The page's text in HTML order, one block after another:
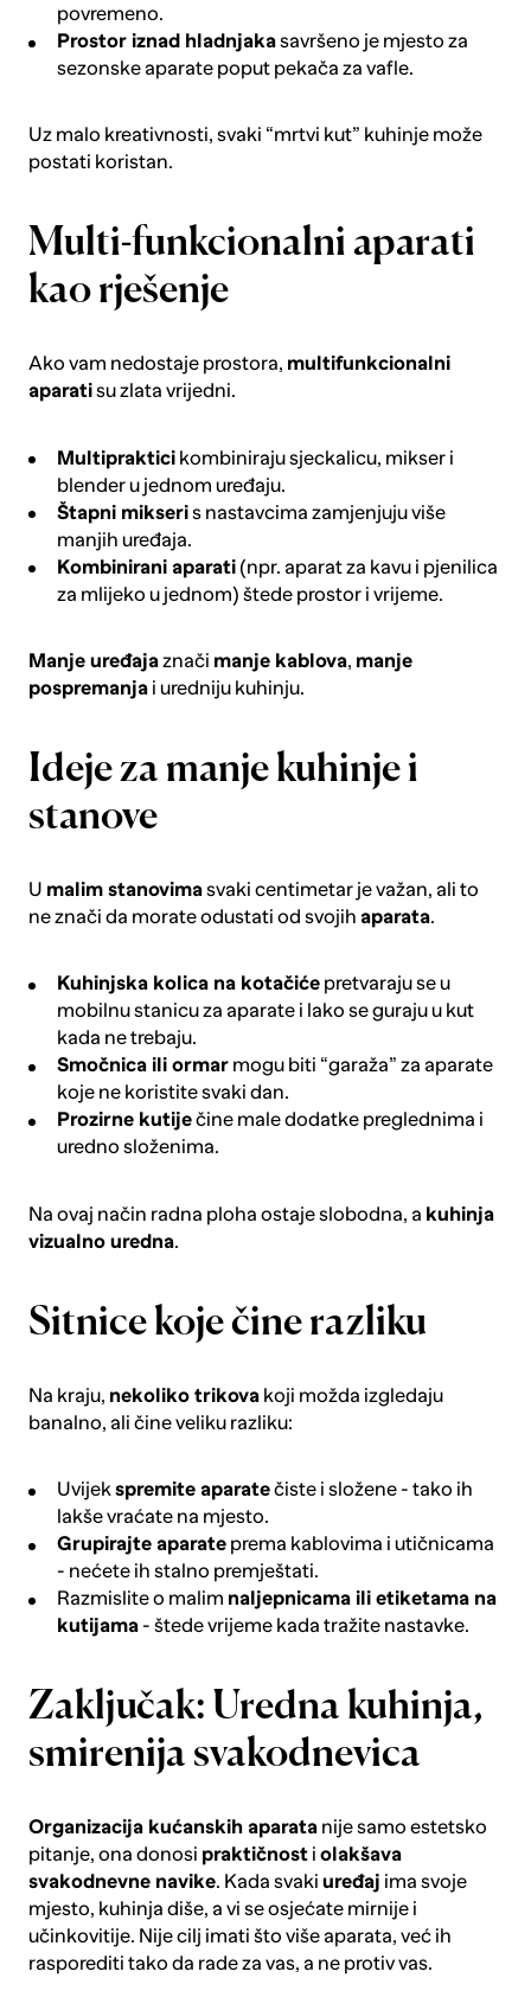
povremeno.
Prostor iznad hladnjakasavršeno je mjesto za
sezonske aparate poput pekača za vafle.
Uz malo kreativnosti, svaki “mrtvi kut” kuhinje može
postati koristan.
Multi-funkcionalni aparati
kao rješenje
Ako vam nedostaje prostora, multifunkcionalni
aparatisu zlata vrijedni.
Multiprakticikombiniraju sjeckalicu, mikser i
blender u jednom uređaju.
Štapni mikseris nastavcima zamjenjuju više
manjih uređaja.
Kombinirani aparati(npr. aparat za kavu i pjenilica
za mlijeko u jednom) štede prostor i vrijeme.
Manje uređajaznači manje kablova, manje
pospremanjai uredniju kuhinju.
Ideje za manje kuhinje i
stanove
U malim stanovimasvaki centimetar je važan, ali to
ne znači da morate odustati od svojih aparata.
Kuhinjska kolica na kotačićepretvaraju se u
mobilnu stanicu za aparate i lako se guraju u kut
kada ne trebaju.
Smočnica ili ormarmogu biti “garaža” za aparate
koje ne koristite svaki dan.
Prozirne kutiječine male dodatke preglednima i
uredno složenima.
Na ovaj način radna ploha ostaje slobodna, a kuhinja
vizualno uredna.
Sitnice koje čine razliku
Na kraju, nekoliko trikovakoji možda izgledaju
banalno, ali čine veliku razliku:
Uvijekspremite aparatečiste i složene - tako ih
lakše vraćate na mjesto.
Grupirajte aparateprema kablovima i utičnicama
- nećete ih stalno premještati.
Razmislite o malim naljepnicama ili etiketama na
kutijama- štede vrijeme kada tražite nastavke.
Zaključak: Uredna kuhinja,
smirenija svakodnevica
Organizacija kućanskih aparatanije samo estetsko
pitanje, ona donosi praktičnosti olakšava
svakodnevne navike. Kada svaki uređaj ima svoje
mjesto, kuhinja diše, a vi se osjećate mirnije i
učinkovitije. Nije cilj imati što više aparata, već ih
rasporediti tako da rade za vas, a ne protiv vas.